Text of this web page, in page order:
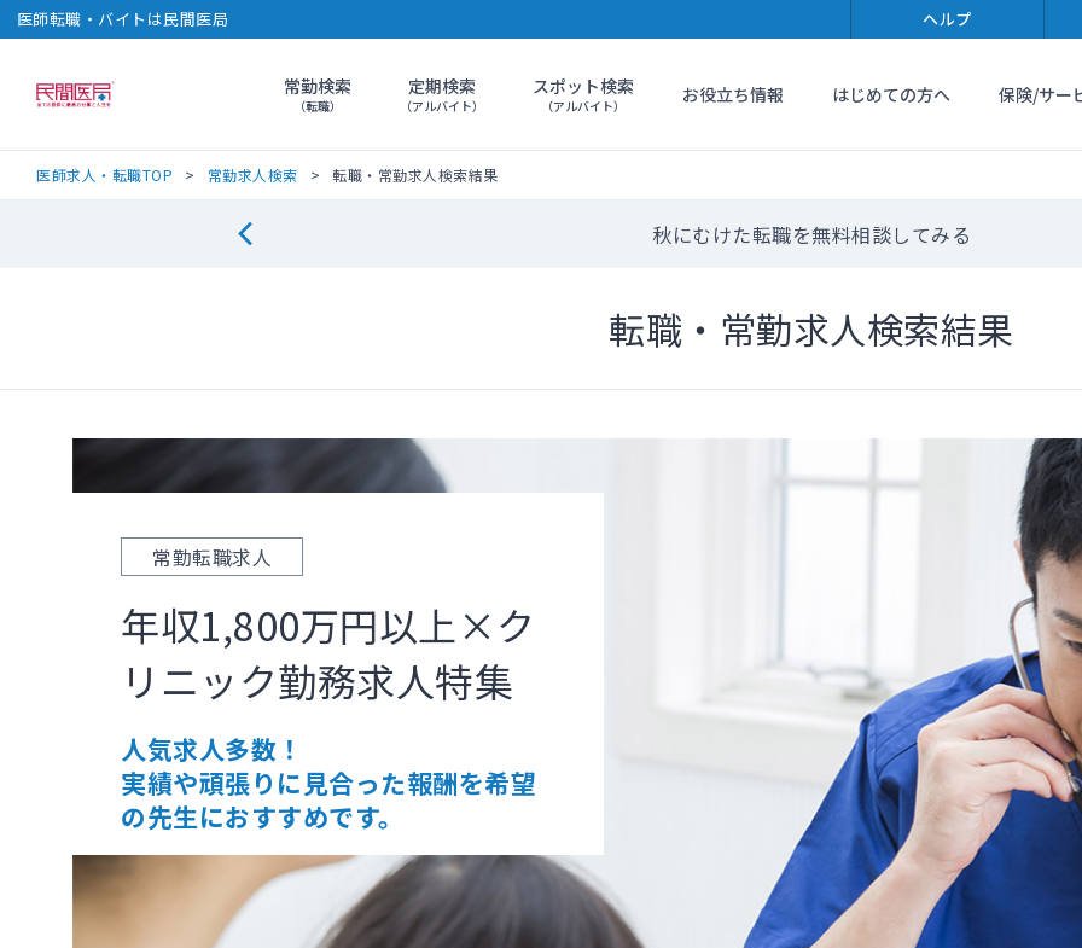
医師転職・バイトは民間医局 ヘルプ
民間医局常勤検索
（転職）
定期検索
（アルバイト）
スポット検索
（アルバイト） お役立ち情報 はじめての方へ 保険/サー
医師求人・転職TOP 常勤求人検索 転職・常勤求人検索結果
秋にむけた転職を無料相談してみる
転職・常勤求人検索結果
常勤転職求人
年収1,800万円以上×ク
リニック勤務求人特集
人気求人多数！
実績や頑張りに見合った報酬を希望
の先生におすすめです。